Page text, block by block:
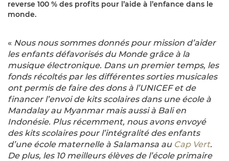
reverse 100 % des profits pour l’aide à l’enfance dans le
monde.
« Nous nous sommes donnés pour mission d’aider
les enfants défavorisés du Monde grâce à la
musique électronique. Dans un premier temps, les
fonds récoltés par les différentes sorties musicales
ont permis de faire des dons à l’UNICEF et de
financer l’envoi de kits scolaires dans une école à
Mandalay au Myanmar mais aussi à Bali en
Indonésie. Plus récemment, nous avons envoyé
des kits scolaires pour l’intégralité des enfants
d’une école maternelle à Salamansa au Cap Vert.
De plus, les 10 meilleurs élèves de l’école primaire